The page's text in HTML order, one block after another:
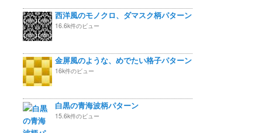
西洋風のモノクロ、ダマスク柄パターン
16.6k件のビュー
金屏風のような、めでたい格子パターン
16k件のビュー
白黒の青海波柄パターン
15.6k件のビュー